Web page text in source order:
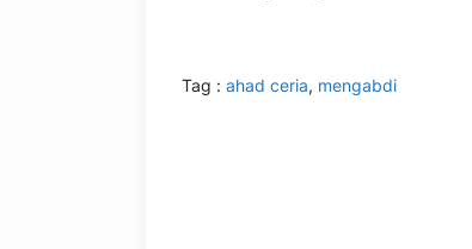
Tag : ahad ceria, mengabdi